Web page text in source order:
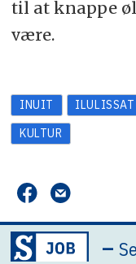
til at knappe
være.
INUIT ILULISSAT
KULTUR
–